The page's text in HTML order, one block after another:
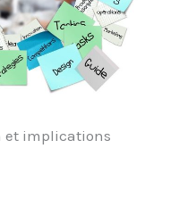
et implications